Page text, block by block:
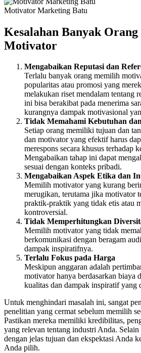
Motivator Marketing Batu
Kesalahan Banyak
Motivator
Mengabaikan Reputasi dan
Terlalu banyak orang memilih
popularitas atau promosi yang
melakukan riset mendalam tentang
ini bisa berakibat pada menerima
kurangnya dampak motivasional
Tidak Memahami Kebutuhan
Setiap orang memiliki tujuan dan
dan motivator yang efektif harus
merespons secara khusus terhadap
Mengabaikan tahap ini dapat
sesuai dengan konteks pribadi.
Mengabaikan Aspek Etika dan
Memilih motivator yang kurang
merugikan, terutama jika motivator
praktik-praktik yang tidak etis atau
kontroversial.
Tidak Memperhitungkan
Memilih motivator yang tidak
berkomunikasi dengan beragam
dampak inspiratifnya.
Terlalu Fokus pada Harga
Meskipun anggaran adalah
motivator hanya berdasarkan biaya
kualitas dan dampak inspiratif yang
Untuk menghindari masalah ini, sangat
penelitian yang cermat sebelum memilih
Pastikan mereka memiliki kredibilitas,
yang relevan tentang industri Anda.
dengan jelas tujuan dan ekspektasi Anda
Anda pilih.